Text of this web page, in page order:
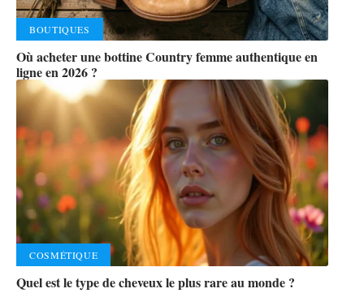
BOUTIQUES
Où acheter une bottine Country femme authentique en
ligne en 2026 ?
COSMÉTIQUE
Quel est le type de cheveux le plus rare au monde ?